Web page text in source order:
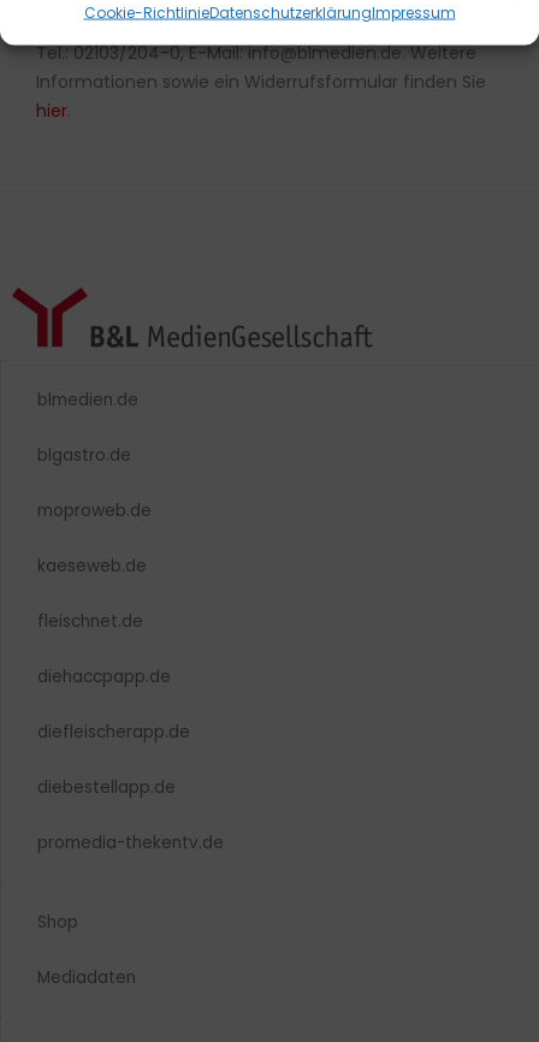
Cookie-RichtlinieDatenschutzerklärungImpressum
mbH & Co. KG., Max-Volmer-Straße 28, 40724 Hilden,
Tel.: 02103/204-0, E-Mail: info@blmedien.de. Weitere
Informationen sowie ein Widerrufsformular finden Sie
hier.
blmedien.de
blgastro.de
moproweb.de
kaeseweb.de
fleischnet.de
diehaccpapp.de
diefleischerapp.de
diebestellapp.de
promedia-thekentv.de
Shop
Mediadaten